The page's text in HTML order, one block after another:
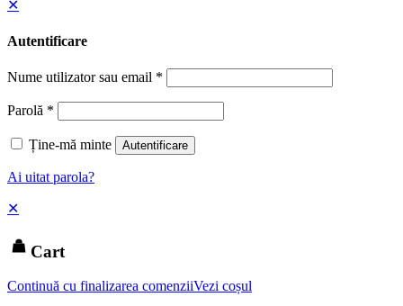
✕
Autentificare
Nume utilizator sau email *
Parolă *
Ține-mă minte Autentificare
Ai uitat parola?
✕
Cart
Continuă cu finalizarea comenziiVezi coșul